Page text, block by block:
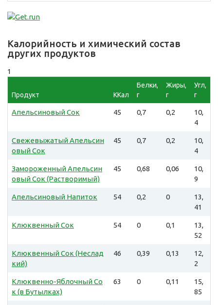
Калорийность и химический состав
других продуктов
1
Продукт ККал
Белки,
г
Жиры,
г
Угл,
г
Апельсиновый Сок 45 0,7 0,2
10,
4
Свежевыжатый Апельсин
овый Сок
45 0,7 0,2
10,
4
Замороженный Апельсин
овый Сок (Растворимый)
45 0,68 0,06
10,
9
Апельсиновый Напиток 54 0,2 0
13,
41
Клюквенный Сок 54 0 0,1
13,
52
Клюквенный Сок (Неслад
кий)
46 0,39 0,13
12,
2
Клюквенно-Яблочный Со
к (в Бутылках)
63 0 0,11
15,
85